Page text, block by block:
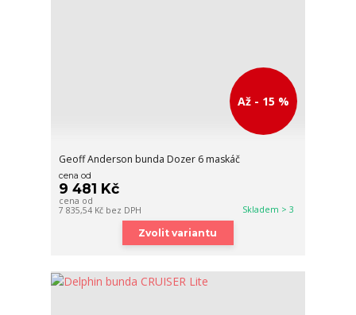
Až - 15 %
Geoff Anderson bunda Dozer 6 maskáč
cena od
9 481 Kč
cena od
7 835,54 Kč bez DPH Skladem > 3
Zvolit variantu